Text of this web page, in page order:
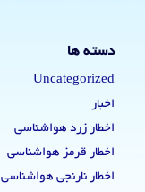
دسته ها
Uncategorized
اخبار
اخطار زرد هواشناسی
اخطار قرمز هواشناسی
اخطار نارنجی هواشناسی